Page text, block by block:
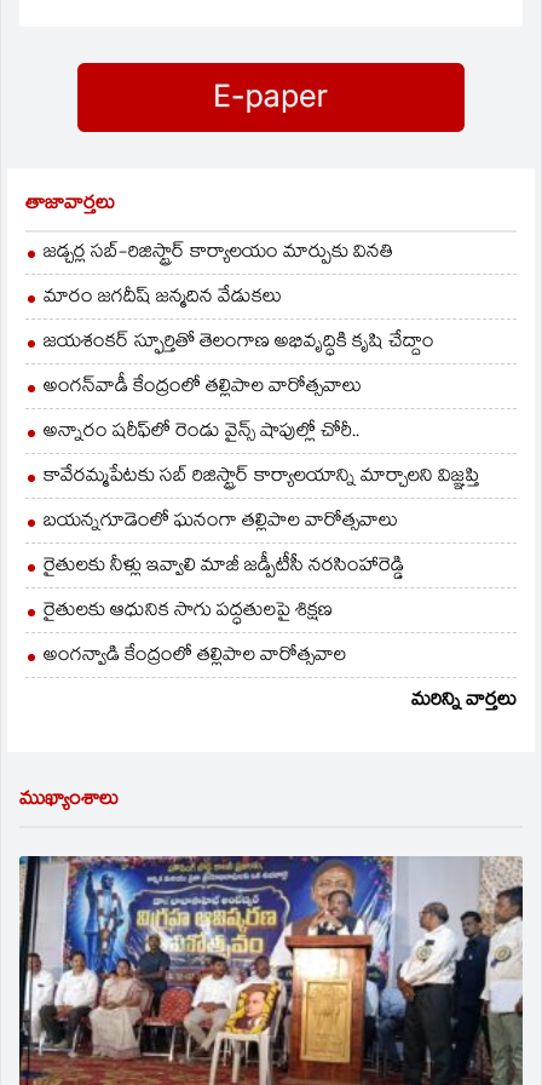
తాజావార్తలు
జడ్చర్ల సబ్-రిజిస్ట్రార్ కార్యాలయం మార్పుకు వినతి
మారం జగదీష్ జన్మదిన వేడుకలు
జయశంకర్ స్ఫూర్తితో తెలంగాణ అభివృద్ధికి కృషి చేద్దాం
అంగన్‌వాడీ కేంద్రంలో తల్లిపాల వారోత్సవాలు
అన్నారం షరీఫ్‌లో రెండు వైన్స్ షాపుల్లో చోరీ..
కావేరమ్మపేటకు సబ్ రిజిస్ట్రార్ కార్యాలయాన్ని మార్చాలని విజ్ఞప్తి
బయన్నగూడెంలో ఘనంగా తల్లిపాల వారోత్సవాలు
రైతులకు నీళ్లు ఇవ్వాలి మాజీ జడ్పీటీసీ నరసింహారెడ్డి
రైతులకు ఆధునిక సాగు పద్ధతులపై శిక్షణ
అంగన్వాడి కేంద్రంలో తల్లిపాల వారోత్సవాల
మరిన్ని వార్తలు
ముఖ్యాంశాలు